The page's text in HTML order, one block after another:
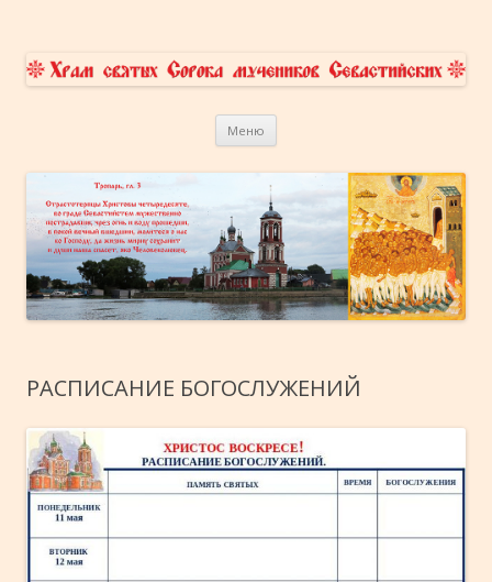
Севастийских в Переславле-
Залесском
Меню
РАСПИСАНИЕ БОГОСЛУЖЕНИЙ